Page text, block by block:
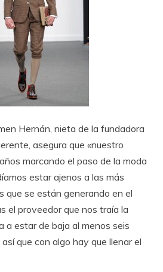
Hernán, nieta de la fundadora
asegura que «nuestro
marcando el paso de la moda
estar ajenos a las más
que se están generando en el
el proveedor que nos traía la
a estar de baja al menos seis
que con algo hay que llenar el